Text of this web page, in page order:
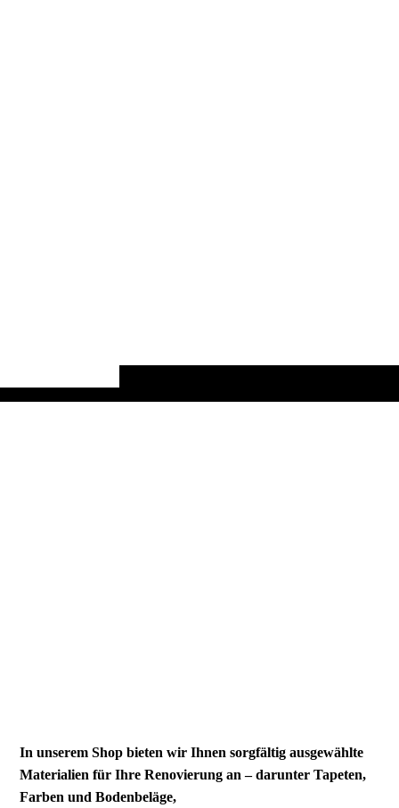
In unserem Shop bieten wir Ihnen sorgfältig ausgewählte
Materialien für Ihre Renovierung an – darunter Tapeten,
Farben und Bodenbeläge,